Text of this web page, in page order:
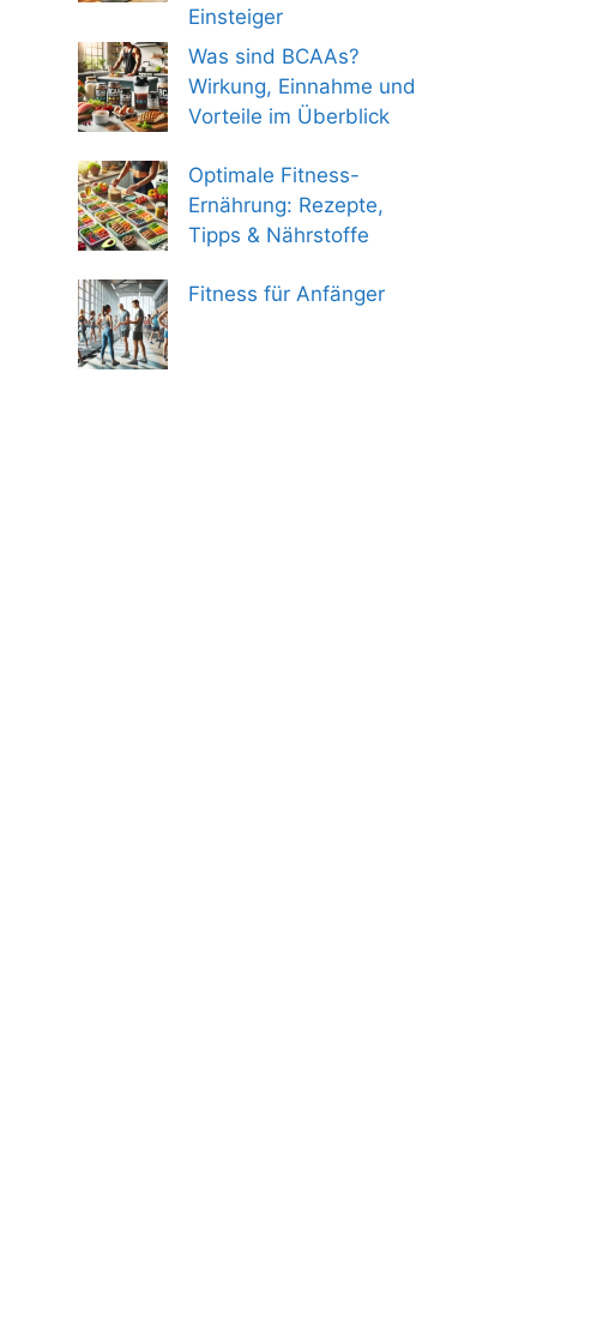
Einsteiger
Was sind BCAAs?
Wirkung, Einnahme und
Vorteile im Überblick
Optimale Fitness-
Ernährung: Rezepte,
Tipps & Nährstoffe
Fitness für Anfänger